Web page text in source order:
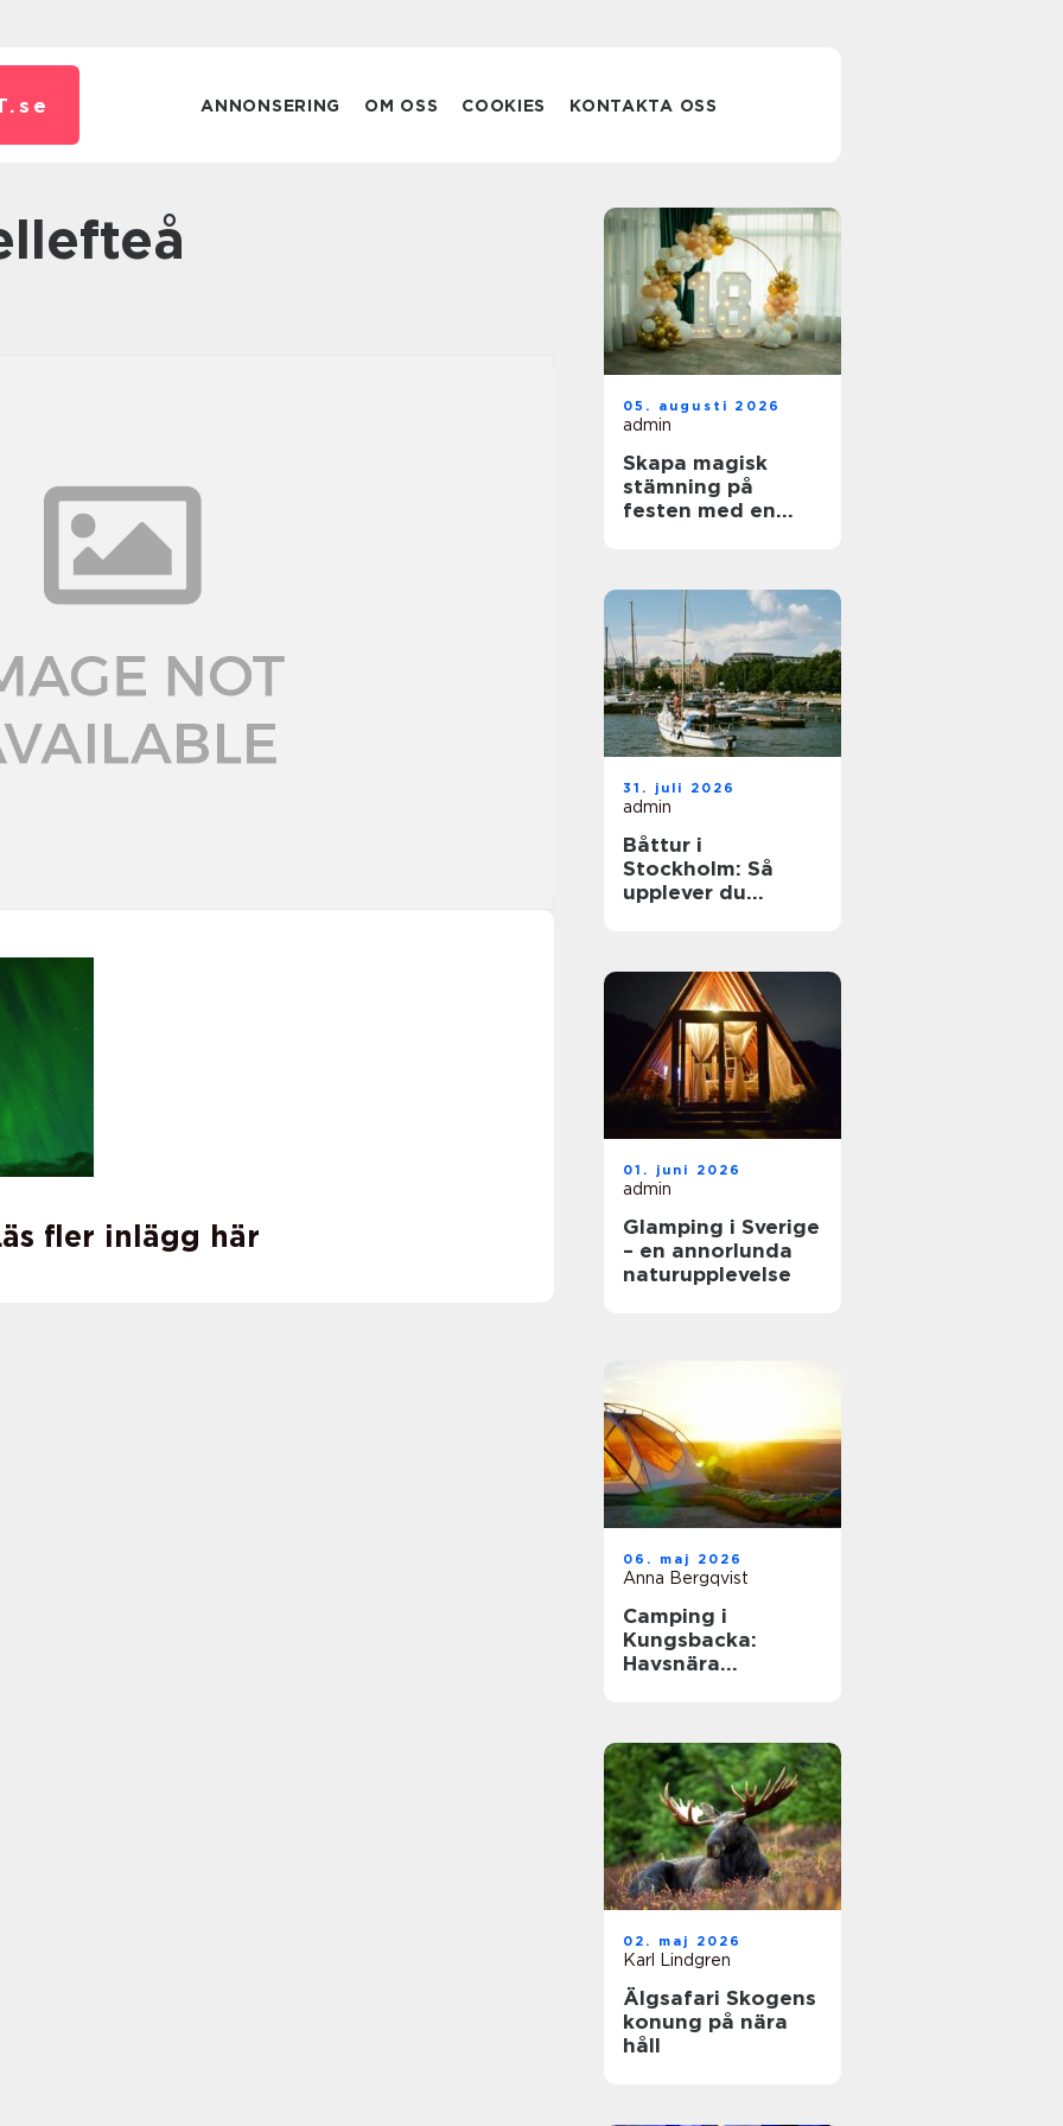
se ANNONSERING OM OSS COOKIES KONTAKTA OSS
fler inlägg här
05. augusti 2026
admin
Skapa magisk
stämning på
festen med en
31. juli 2026
admin
Båttur i
Stockholm: Så
upplever du
01. juni 2026
admin
Glamping i Sverige
– en annorlunda
naturupplevelse
06. maj 2026
Anna Bergqvist
Camping i
Kungsbacka:
Havsnära
02. maj 2026
Karl Lindgren
Älgsafari Skogens
konung på nära
håll